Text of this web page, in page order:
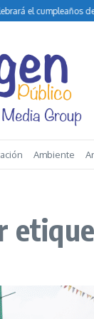
el cumpleaños de
Ambiente